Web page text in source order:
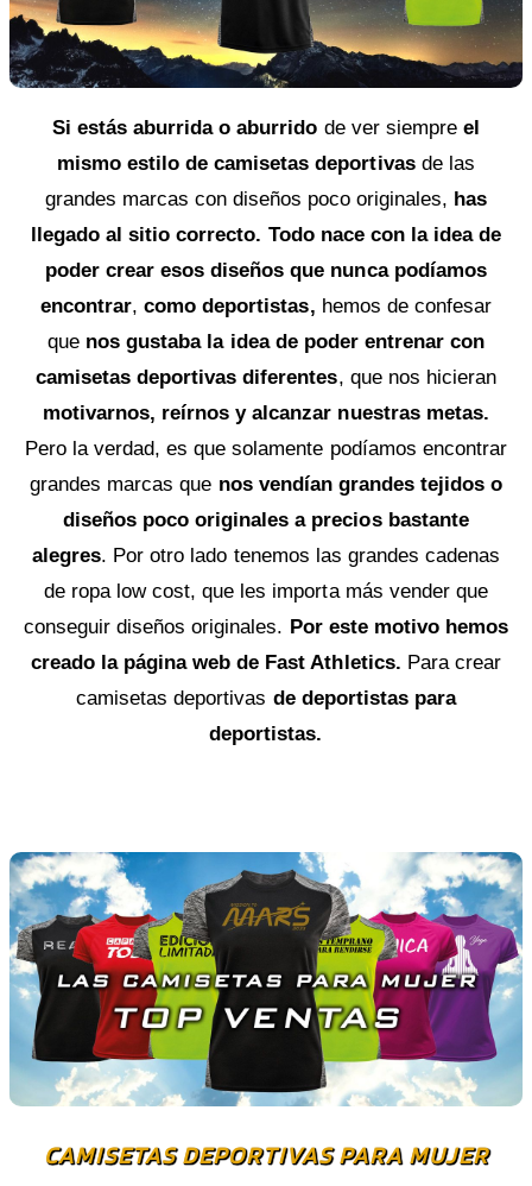
Si estás aburrida o aburrido de ver siempreel
mismo estilo de camisetas deportivasde las
grandes marcas con diseños poco originales, has
llegado al sitio correcto. Todo nace con la idea de
poder crear esos diseños que nunca podíamos
encontrar,como deportistas, hemos de confesar
que nos gustaba la idea de poder entrenar con
camisetas deportivas diferentes, que nos hicieran
motivarnos, reírnos y alcanzar nuestras metas.
Pero la verdad, es que solamente podíamos encontrar
grandes marcas que nos vendían grandes tejidos o
diseños poco originales a precios bastante
alegres. Por otro lado tenemos las grandes cadenas
de ropa low cost, que les importa más vender que
conseguir diseños originales. Por este motivo hemos
creado la página web de Fast Athletics. Para crear
camisetas deportivas de deportistas para
deportistas.
CAMISETAS DEPORTIVAS PARA MUJER